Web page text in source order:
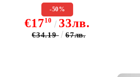
-50%
€1710 33лв.
€34.19 67лв.